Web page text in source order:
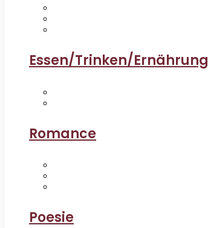
Essen/Trinken/Ernährung
Romance
Poesie